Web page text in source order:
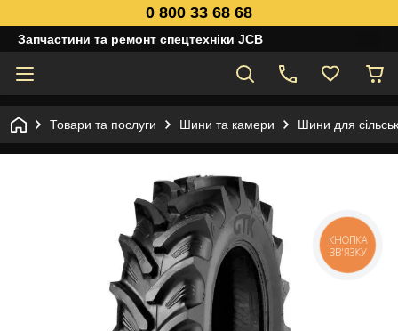
0 800 33 68 68
Запчастини та ремонт спецтехніки JCB
Товари та послуги Шини та камери Шини для
КНОПКА
ЗВ'ЯЗКУ